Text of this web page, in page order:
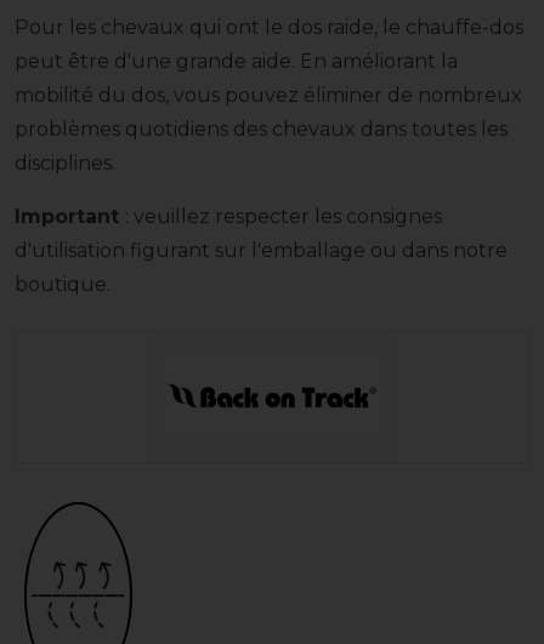
Pour les chevaux qui ont le dos raide, le chauffe-dos
peut être d'une grande aide. En améliorant la
mobilité du dos, vous pouvez éliminer de nombreux
problèmes quotidiens des chevaux dans toutes les
disciplines.
Important : veuillez respecter les consignes
d'utilisation figurant sur l'emballage ou dans notre
boutique.